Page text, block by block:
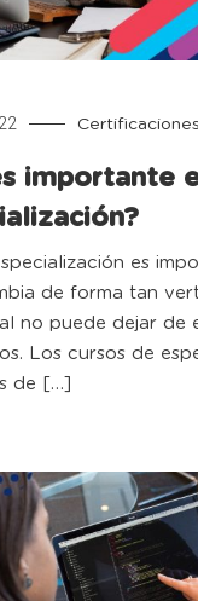
Certificaciones
importante
es
de forma tan
no puede dejar de
Los cursos de
de […]